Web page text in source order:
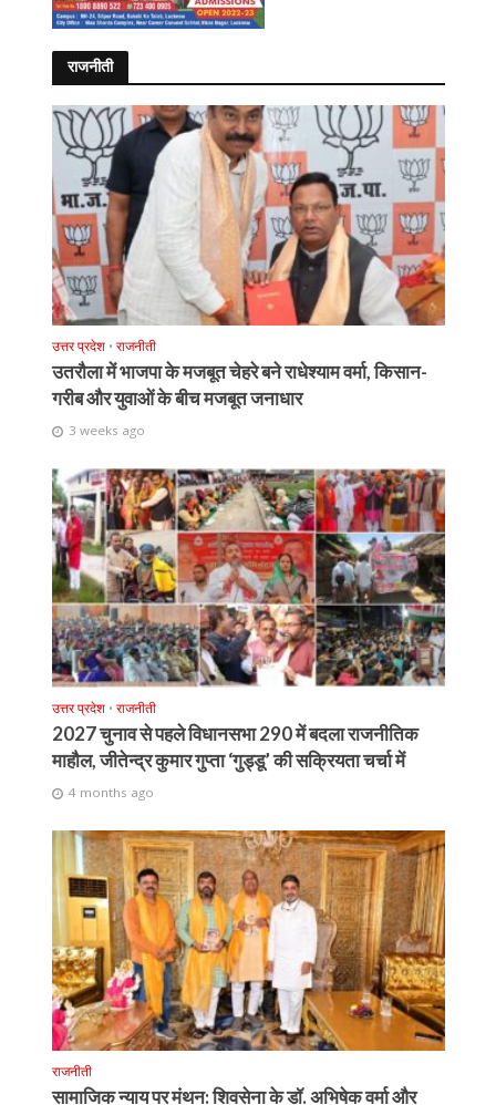
राजनीती
उत्तर प्रदेश • राजनीती
उतरौला में भाजपा के मजबूत चेहरे बने राधेश्याम वर्मा, किसान-
गरीब और युवाओं के बीच मजबूत जनाधार
3 weeks ago
उत्तर प्रदेश • राजनीती
2027 चुनाव से पहले विधानसभा 290 में बदला राजनीतिक
माहौल, जीतेन्द्र कुमार गुप्ता ‘गुड्डू’ की सक्रियता चर्चा में
4 months ago
राजनीती
सामाजिक न्याय पर मंथन: शिवसेना के डॉ. अभिषेक वर्मा और